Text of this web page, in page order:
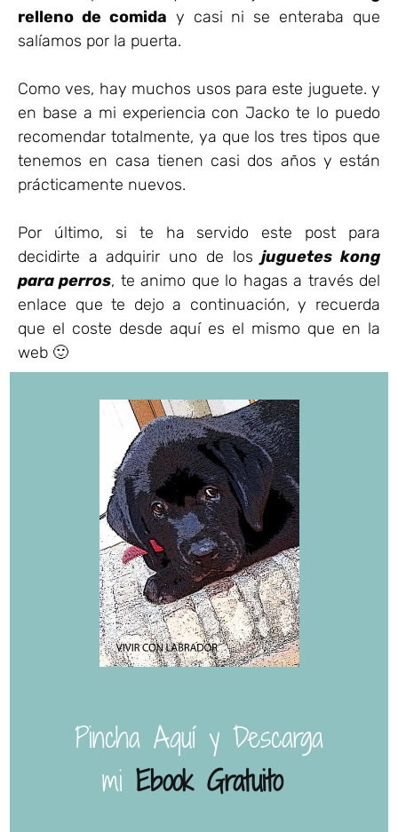
relleno de comida y casi ni se enteraba que
salíamos por la puerta.
Como ves, hay muchos usos para este juguete. y
en base a mi experiencia con Jacko te lo puedo
recomendar totalmente, ya que los tres tipos que
tenemos en casa tienen casi dos años y están
prácticamente nuevos.
Por último, si te ha servido este post para
decidirte a adquirir uno de losjuguetes kong
para perros, te animo que lo hagas a través del
enlace que te dejo a continuación, y recuerda
que el coste desde aquí es el mismo que en la
web 🙂
Pincha Aquí y Descarga
mi Ebook Gratuito